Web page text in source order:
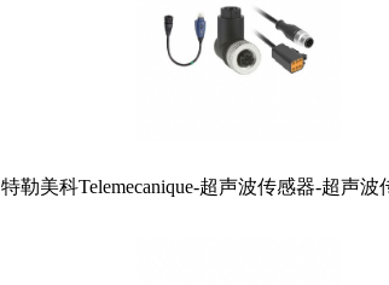
特勒美科Telemecanique-超声波传感器-超声波